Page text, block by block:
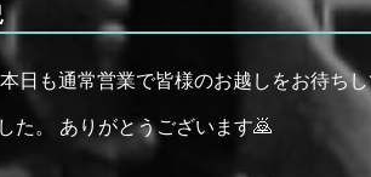
日も通常営業で皆様のお越しをお待ち
た。 ありがとうございます🙇